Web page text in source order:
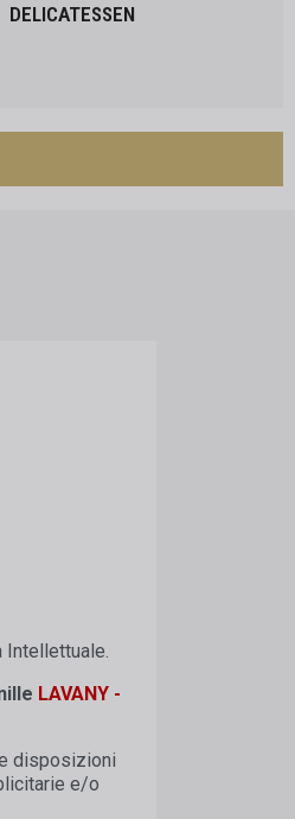
DELICATESSEN
Intellettuale.
LAVANY -
disposizioni
e/o